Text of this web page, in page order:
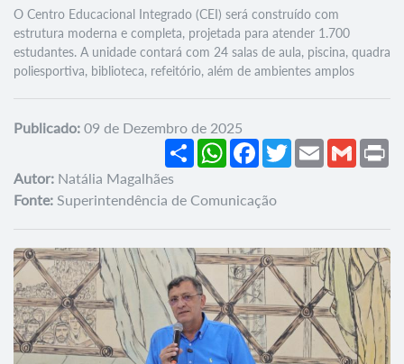
O Centro Educacional Integrado (CEI) será construído com
estrutura moderna e completa, projetada para atender 1.700
estudantes. A unidade contará com 24 salas de aula, piscina, quadra
poliesportiva, biblioteca, refeitório, além de ambientes amplos
Publicado: 09 de Dezembro de 2025
Share WhatsAppFacebook
TwitterEmail Gmail
Autor: Natália Magalhães
Fonte: Superintendência de Comunicação